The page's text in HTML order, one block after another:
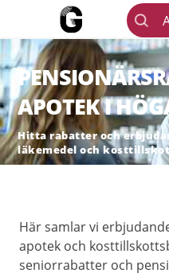
APOTEK I
Hitta rabatter och
läkemedel och
Här samlar vi
apotek och
seniorrabatter och